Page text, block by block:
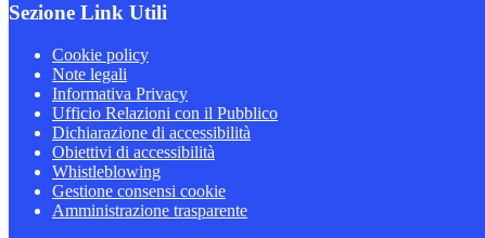
Sezione Link Utili
Cookie policy
Note legali
Informativa Privacy
Ufficio Relazioni con il Pubblico
Dichiarazione di accessibilità
Obiettivi di accessibilità
Whistleblowing
Gestione consensi cookie
Amministrazione trasparente